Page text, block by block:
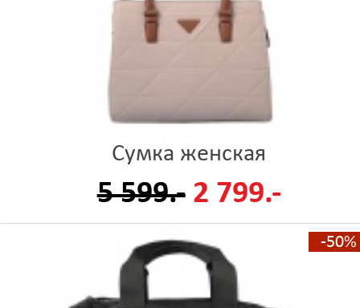
Сумка женская
5 599.- 2 799.-
-50%